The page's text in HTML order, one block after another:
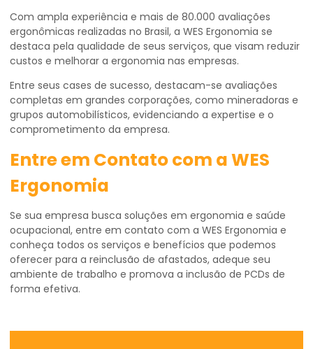
Com ampla experiência e mais de 80.000 avaliações
ergonômicas realizadas no Brasil, a WES Ergonomia se
destaca pela qualidade de seus serviços, que visam reduzir
custos e melhorar a ergonomia nas empresas.
Entre seus cases de sucesso, destacam-se avaliações
completas em grandes corporações, como mineradoras e
grupos automobilísticos, evidenciando a expertise e o
comprometimento da empresa.
Entre em Contato com a WES
Ergonomia
Se sua empresa busca soluções em ergonomia e saúde
ocupacional, entre em contato com a WES Ergonomia e
conheça todos os serviços e benefícios que podemos
oferecer para a reinclusão de afastados, adeque seu
ambiente de trabalho e promova a inclusão de PCDs de
forma efetiva.